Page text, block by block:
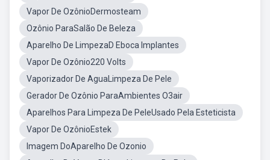
Vapor De OzônioDermosteam
Ozônio ParaSalão De Beleza
Aparelho De LimpezaD Eboca Implantes
Vapor De Ozônio220 Volts
Vaporizador De AguaLimpeza De Pele
Gerador De Ozônio ParaAmbientes O3air
Aparelhos Para Limpeza De PeleUsado Pela Esteticista
Vapor De OzônioEstek
Imagem DoAparelho De Ozonio